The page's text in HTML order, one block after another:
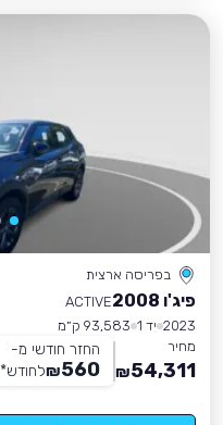
בפריסה ארצית
פיג'ו 2008
ACTIVE
2023 יד 1
93,583 ק״מ
מחיר
54,311
₪
החזר חודשי מ-
560
₪לחודש*